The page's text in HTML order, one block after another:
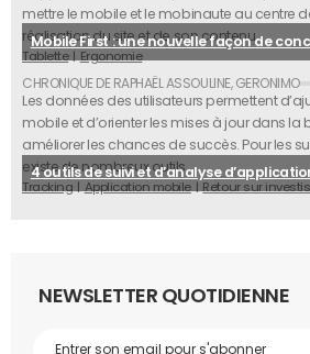
Mobile First : une nouvelle façon de
mettre le mobile et le mobinaute au centre
réalisation du site et de son contenu.
Tablette
Ergonomie
4 outils de suivi et d’analyse
Les données des utilisateurs permettent
mobile et d’orienter les mises à jour dans la
améliorer les chances de succès. Pour les
existe de nombreux outils.
Tracking
Application mobile Retour sur
NEWSLETTER QUOTIDIENNE